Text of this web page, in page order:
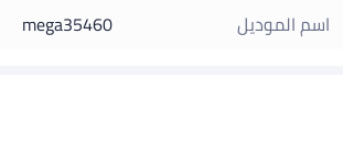
اسم الموديل
mega35460